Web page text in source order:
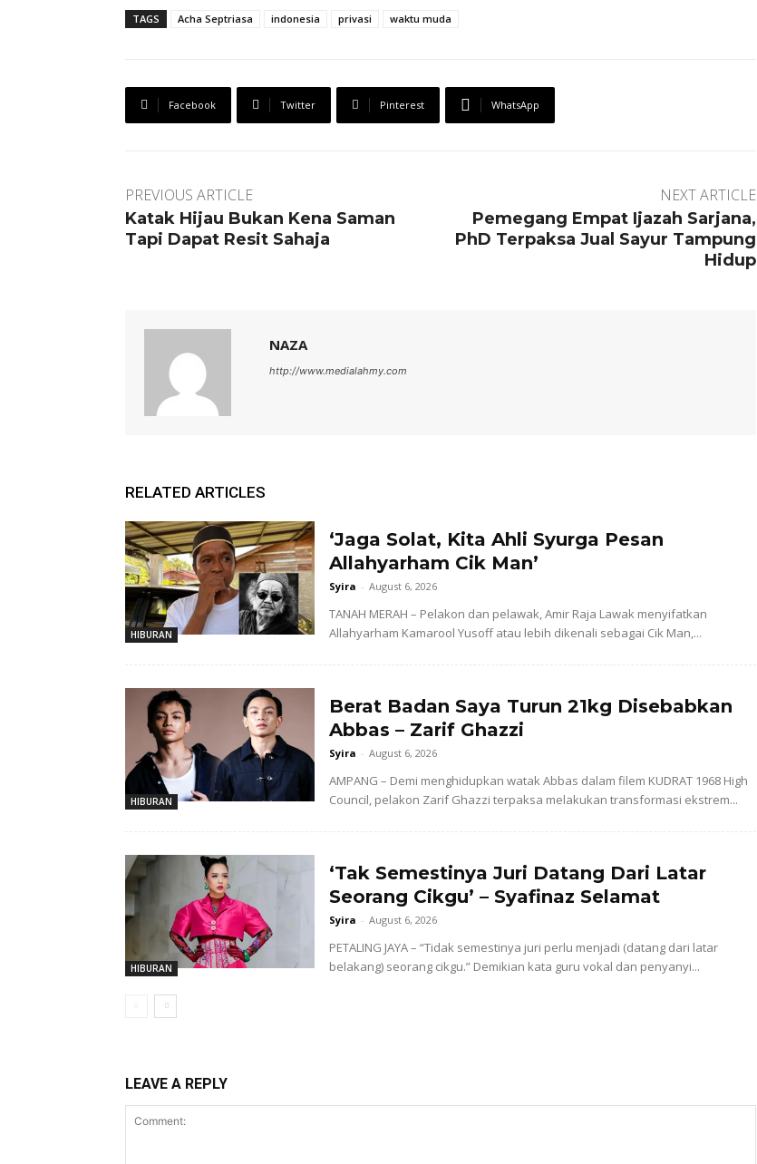
TAGS Acha Septriasa indonesia privasi waktu muda
Facebook Twitter Pinterest WhatsApp
PREVIOUS ARTICLE
Katak Hijau Bukan Kena Saman
Tapi Dapat Resit Sahaja
NEXT ARTICLE
Pemegang Empat Ijazah Sarjana,
PhD Terpaksa Jual Sayur Tampung
Hidup
NAZA
http://www.medialahmy.com
RELATED ARTICLES
HIBURAN
‘Jaga Solat, Kita Ahli Syurga Pesan
Allahyarham Cik Man’
Syira - August 6, 2026
TANAH MERAH – Pelakon dan pelawak, Amir Raja Lawak menyifatkan
Allahyarham Kamarool Yusoff atau lebih dikenali sebagai Cik Man,...
HIBURAN
Berat Badan Saya Turun 21kg Disebabkan
Abbas – Zarif Ghazzi
Syira - August 6, 2026
AMPANG – Demi menghidupkan watak Abbas dalam filem KUDRAT 1968 High
Council, pelakon Zarif Ghazzi terpaksa melakukan transformasi ekstrem...
HIBURAN
‘Tak Semestinya Juri Datang Dari Latar
Seorang Cikgu’ – Syafinaz Selamat
Syira - August 6, 2026
PETALING JAYA – “Tidak semestinya juri perlu menjadi (datang dari latar
belakang) seorang cikgu.” Demikian kata guru vokal dan penyanyi...
LEAVE A REPLY